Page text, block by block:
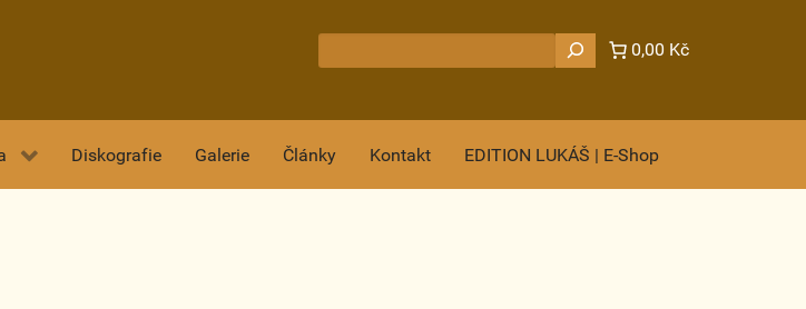
0,00 Kč
Diskografie Galerie Články Kontakt EDITION LUKÁŠ | E-Shop